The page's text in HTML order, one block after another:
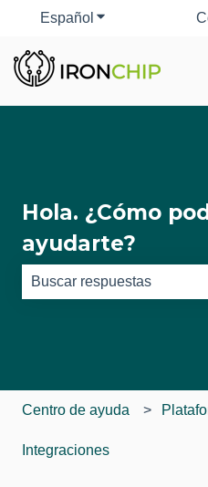
Español Traducciones de
Hola. ¿Cómo
ayudarte?
Centro de ayuda
Integraciones